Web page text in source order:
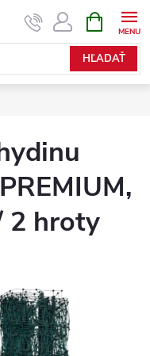
HĽADAŤ
KOŠÍK
2 hroty